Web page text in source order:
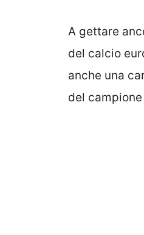
A gettare
del calcio
anche una
del